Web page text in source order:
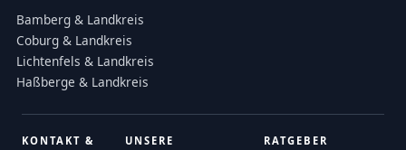
Bamberg & Landkreis
Coburg & Landkreis
Lichtenfels & Landkreis
Haßberge & Landkreis
KONTAKT &
UNSERE
RATGEBER